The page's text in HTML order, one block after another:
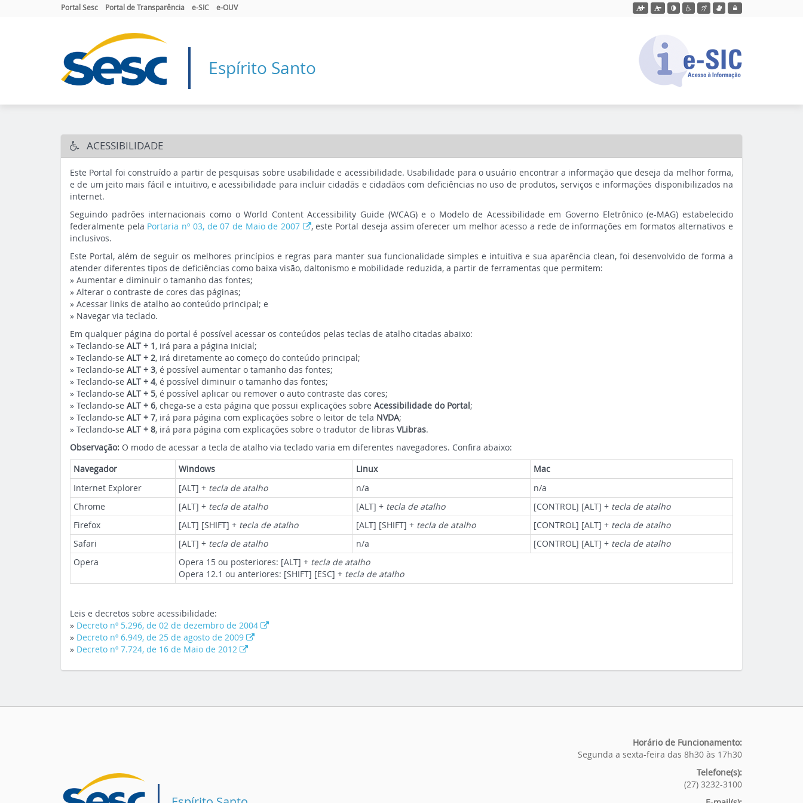
Portal Sesc Portal de Transparência e-SIC e-OUV Ação para aumentar tamanho da fonte do site
Ação para diminuir tamanho da fonte do site
Ação para aplicar auto contraste no site
Acessar página sobre acessibilidade do
Acessar página sobre NVDA - Leitor
Acessar página sobre
Acessar Intranet
Espírito Santo
ACESSIBILIDADE
Este Portal foi construído a partir de pesquisas sobre usabilidade e acessibilidade. Usabilidade para o usuário encontrar a informação que deseja da melhor forma,
e de um jeito mais fácil e intuitivo, e acessibilidade para incluir cidadãs e cidadãos com deficiências no uso de produtos, serviços e informações disponibilizados na
internet.
Seguindo padrões internacionais como o World Content Accessibility Guide (WCAG) e o Modelo de Acessibilidade em Governo Eletrônico (e-MAG) estabelecido
federalmente pela Portaria nº 03, de 07 de Maio de 2007
, este Portal deseja assim oferecer um melhor acesso a rede de informações em formatos alternativos e
inclusivos.
Este Portal, além de seguir os melhores princípios e regras para manter sua funcionalidade simples e intuitiva e sua aparência clean, foi desenvolvido de forma a
atender diferentes tipos de deficiências como baixa visão, daltonismo e mobilidade reduzida, a partir de ferramentas que permitem:
» Aumentar e diminuir o tamanho das fontes;
» Alterar o contraste de cores das páginas;
» Acessar links de atalho ao conteúdo principal; e
» Navegar via teclado.
Em qualquer página do portal é possível acessar os conteúdos pelas teclas de atalho citadas abaixo:
» Teclando-se ALT + 1, irá para a página inicial;
» Teclando-se ALT + 2, irá diretamente ao começo do conteúdo principal;
» Teclando-se ALT + 3, é possível aumentar o tamanho das fontes;
» Teclando-se ALT + 4, é possível diminuir o tamanho das fontes;
» Teclando-se ALT + 5, é possível aplicar ou remover o auto contraste das cores;
» Teclando-se ALT + 6, chega-se a esta página que possui explicações sobre Acessibilidade do Portal;
» Teclando-se ALT + 7, irá para página com explicações sobre o leitor de tela NVDA;
» Teclando-se ALT + 8, irá para página com explicações sobre o tradutor de libras VLibras.
Observação: O modo de acessar a tecla de atalho via teclado varia em diferentes navegadores. Confira abaixo:
Navegador
Windows Linux
Mac
Internet Explorer
[ALT] + tecla de atalho n/a
n/a
Chrome
[ALT] + tecla de atalho [ALT] + tecla de atalho [CONTROL] [ALT] + tecla de atalho
Firefox
[ALT] [SHIFT] + tecla de atalho [ALT] [SHIFT] + tecla de atalho [CONTROL] [ALT] + tecla de atalho
Safari
[ALT] + tecla de atalho n/a [CONTROL] [ALT] + tecla de atalho
Opera
Opera 15 ou posteriores: [ALT] + tecla de atalho
Opera 12.1 ou anteriores: [SHIFT] [ESC] + tecla de atalho
Leis e decretos sobre acessibilidade:
» Decreto nº 5.296, de 02 de dezembro de 2004
» Decreto nº 6.949, de 25 de agosto de 2009
» Decreto nº 7.724, de 16 de Maio de 2012
Horário de Funcionamento:
Segunda a sexta-feira das 8h30 às 17h30
Telefone(s):
(27) 3232-3100